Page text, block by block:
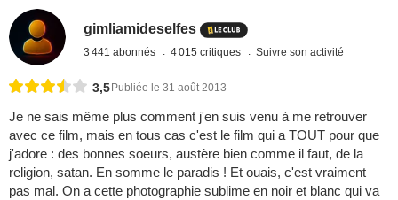
gimliamideselfes
3 441 abonnés 4 015 critiques Suivre son activité
3,5 Publiée le 31 août 2013
Je ne sais même plus comment j'en suis venu à me retrouver
avec ce film, mais en tous cas c'est le film qui a TOUT pour que
j'adore : des bonnes soeurs, austère bien comme il faut, de la
religion, satan. En somme le paradis ! Et ouais, c'est vraiment
pas mal. On a cette photographie sublime en noir et blanc qui va